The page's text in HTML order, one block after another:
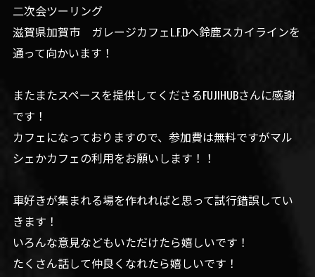
二次会ツーリング
滋賀県加賀市 ガレージカフェL.F.Dへ鈴鹿スカイラインを
通って向かいます！
またまたスペースを提供してくださるFUJIHUBさんに感謝
です！
カフェになっておりますので、参加費は無料ですがマル
シェかカフェの利用をお願いします！！
車好きが集まれる場を作れればと思って試行錯誤してい
きます！
いろんな意見などもいただけたら嬉しいです！
たくさん話して仲良くなれたら嬉しいです！